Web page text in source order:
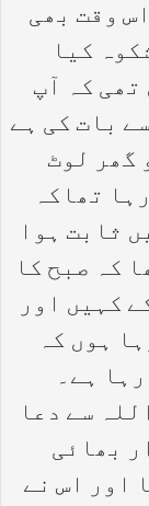
وقت بھی
کیا
تھی کہ آپ
بات کی ہے
گھر لوٹ
تھاکہ
ثابت ہوا
کہ صبح کا
کہیں اور
ہوں کہ
ہے۔
سے دعا
بھائی
اور اس نے